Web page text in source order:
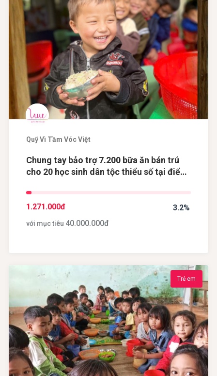
Quỹ Vì Tầm Vóc Việt
Chung tay bảo trợ 7.200 bữa ăn bán trú
cho 20 học sinh dân tộc thiểu số tại điểm
3.2%
1.271.000đ
với mục tiêu 40.000.000đ
Trẻ em